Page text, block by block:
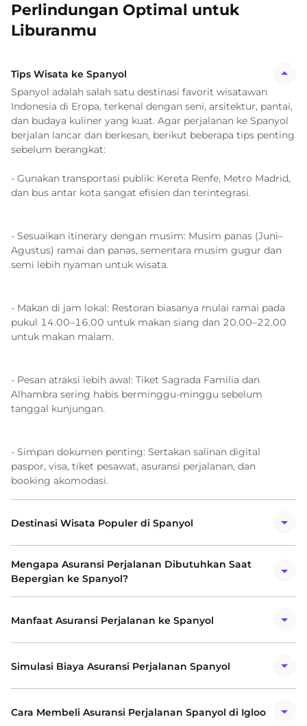
Perlindungan Optimal untuk
Liburanmu
Tips Wisata ke Spanyol
Spanyol adalah salah satu destinasi favorit wisatawan
Indonesia di Eropa, terkenal dengan seni, arsitektur, pantai,
dan budaya kuliner yang kuat. Agar perjalanan ke Spanyol
berjalan lancar dan berkesan, berikut beberapa tips penting
sebelum berangkat:
- Gunakan transportasi publik: Kereta Renfe, Metro Madrid,
dan bus antar kota sangat efisien dan terintegrasi.
- Sesuaikan itinerary dengan musim: Musim panas (Juni–
Agustus) ramai dan panas, sementara musim gugur dan
semi lebih nyaman untuk wisata.
- Makan di jam lokal: Restoran biasanya mulai ramai pada
pukul 14.00–16.00 untuk makan siang dan 20.00–22.00
untuk makan malam.
- Pesan atraksi lebih awal: Tiket Sagrada Familia dan
Alhambra sering habis berminggu-minggu sebelum
tanggal kunjungan.
- Simpan dokumen penting: Sertakan salinan digital
paspor, visa, tiket pesawat, asuransi perjalanan, dan
booking akomodasi.
Destinasi Wisata Populer di Spanyol
Mengapa Asuransi Perjalanan Dibutuhkan Saat
Bepergian ke Spanyol?
Manfaat Asuransi Perjalanan ke Spanyol
Simulasi Biaya Asuransi Perjalanan Spanyol
Cara Membeli Asuransi Perjalanan Spanyol di Igloo